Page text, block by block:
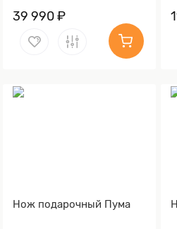
39 990 ₽
Нож подарочный Пума